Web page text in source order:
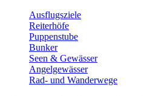
Ausflugsziele
Reiterhöfe
Puppenstube
Bunker
Seen & Gewässer
Angelgewässer
Rad- und Wanderwege